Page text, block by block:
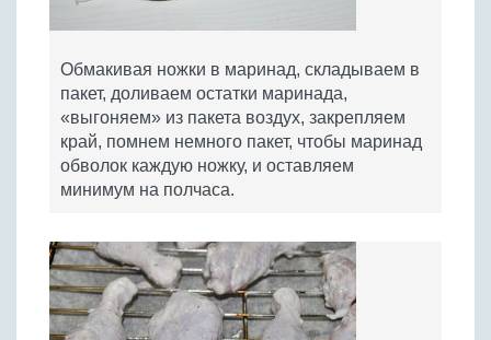
Обмакивая ножки в маринад, складываем в
пакет, доливаем остатки маринада,
«выгоняем» из пакета воздух, закрепляем
край, помнем немного пакет, чтобы маринад
обволок каждую ножку, и оставляем
минимум на полчаса.